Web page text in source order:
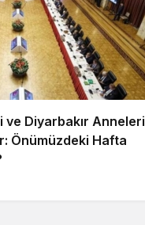
Diyarbakır Anneleri
Önümüzdeki Hafta